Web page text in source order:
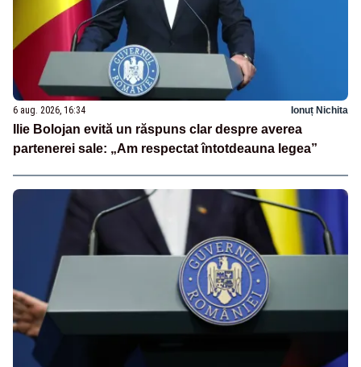
6 aug. 2026, 16:34 Ionuț Nichita
Ilie Bolojan evită un răspuns clar despre averea
partenerei sale: „Am respectat întotdeauna legea”